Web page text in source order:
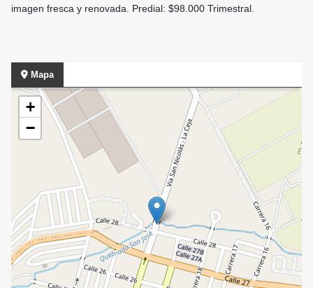
imagen fresca y renovada. Predial: $98.000 Trimestral.
Mapa
+
−